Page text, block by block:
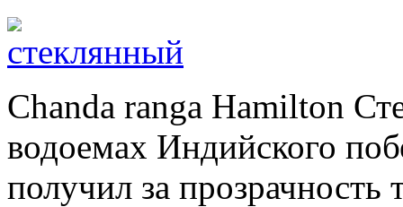
Chanda ranga Hamilton
водоемах Индийского
получил за прозрачность